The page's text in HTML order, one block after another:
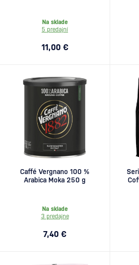
Na sklade
5 predajní
11,00 €
Caffé Vergnano 100 %
Arabica Moka 250 g
Na sklade
3 predajne
7,40 €